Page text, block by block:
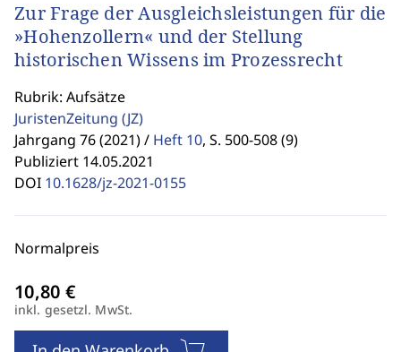
Zur Frage der Ausgleichsleistungen für die
»Hohenzollern« und der Stellung
historischen Wissens im Prozessrecht
Rubrik: Aufsätze
JuristenZeitung (JZ)
Jahrgang 76 (2021) / Heft 10, S. 500-508 (9)
Publiziert 14.05.2021
DOI 10.1628/jz-2021-0155
Normalpreis
inkl. gesetzl. MwSt.